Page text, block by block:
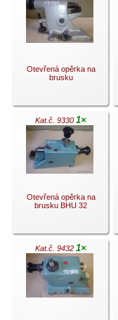
.
Otevřená opěrka na
brusku
.
Kat.č. 9330 1×
Otevřená opěrka na
brusku BHU 32
.
Kat.č. 9432 1×